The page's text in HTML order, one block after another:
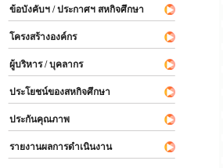
ข้อบังคับฯ / ประกาศฯ สหกิจศึกษา
โครงสร้างองค์กร
ผู้บริหาร / บุคลากร
ประโยชน์ของสหกิจศึกษา
ประกันคุณภาพ
รายงานผลการดำเนินงาน